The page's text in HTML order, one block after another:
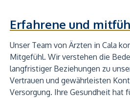
Erfahrene und
Unser Team von Ärzten in Cala
Mitgefühl. Wir verstehen die
langfristiger Beziehungen zu
Vertrauen und gewährleisten
Versorgung. Ihre Gesundheit hat